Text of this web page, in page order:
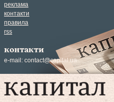
реклама
контакти
правила
rss
контакти
e-mail: contact@capital.ua